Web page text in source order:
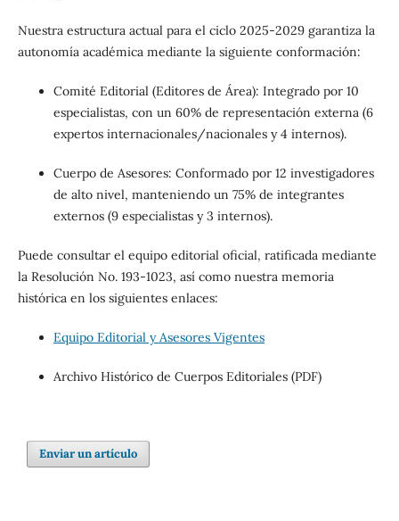
Nuestra estructura actual para el ciclo 2025-2029 garantiza la
autonomía académica mediante la siguiente conformación:
Comité Editorial (Editores de Área): Integrado por 10
especialistas, con un 60% de representación externa (6
expertos internacionales/nacionales y 4 internos).
Cuerpo de Asesores: Conformado por 12 investigadores
de alto nivel, manteniendo un 75% de integrantes
externos (9 especialistas y 3 internos).
Puede consultar el equipo editorial oficial, ratificada mediante
la Resolución No. 193-1023, así como nuestra memoria
histórica en los siguientes enlaces:
Equipo Editorial y Asesores Vigentes
Archivo Histórico de Cuerpos Editoriales (PDF)
Enviar un artículo